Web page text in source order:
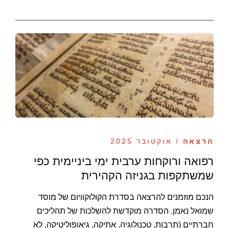
הרצאה / אוקטובר 2025
רפואה ורוקחות ערבית ימי ביניימית כפי
שמשתקפות בגניזה הקהירית
הנכם מוזמנים להרצאה בסדרת הקולוקוויום של מוסד
שמואל נאמן. הסדרה מוקדשת להשלכות של תהליכים
חברתיים (תרבות, טכנולוגיה, אתיקה, גיאופוליטיקה, לא